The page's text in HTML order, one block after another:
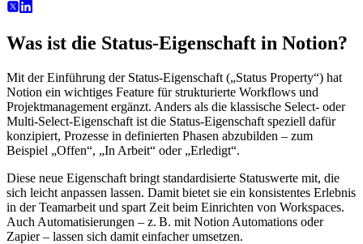
Was ist die Status-Eigenschaft in Notion?
Mit der Einführung der Status-Eigenschaft („Status Property“) hat
Notion ein wichtiges Feature für strukturierte Workflows und
Projektmanagement ergänzt. Anders als die klassische Select- oder
Multi-Select-Eigenschaft ist die Status-Eigenschaft speziell dafür
konzipiert, Prozesse in definierten Phasen abzubilden – zum
Beispiel „Offen“, „In Arbeit“ oder „Erledigt“.
Diese neue Eigenschaft bringt standardisierte Statuswerte mit, die
sich leicht anpassen lassen. Damit bietet sie ein konsistentes Erlebnis
in der Teamarbeit und spart Zeit beim Einrichten von Workspaces.
Auch Automatisierungen – z. B. mit Notion Automations oder
Zapier – lassen sich damit einfacher umsetzen.